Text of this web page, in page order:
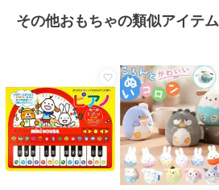
その他おもちゃの類似アイテム